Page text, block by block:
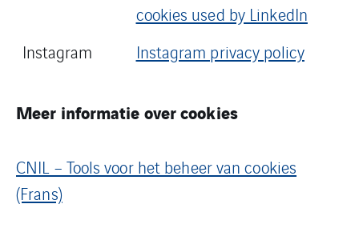
cookies used by LinkedIn
Instagram
Instagram privacy policy
Meer informatie over cookies
CNIL – Tools voor het beheer van cookies
(Frans)